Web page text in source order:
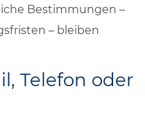
Bestimmungen –
– bleiben
Telefon oder